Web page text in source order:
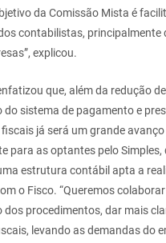
da Comissão Mista é
contabilistas, principalmente
explicou.
que, além da redução
do sistema de pagamento e
já será um grande
para as optantes pelo Simples,
estrutura contábil apta a
o Fisco. “Queremos
dos procedimentos, dar mais
levando as demandas do